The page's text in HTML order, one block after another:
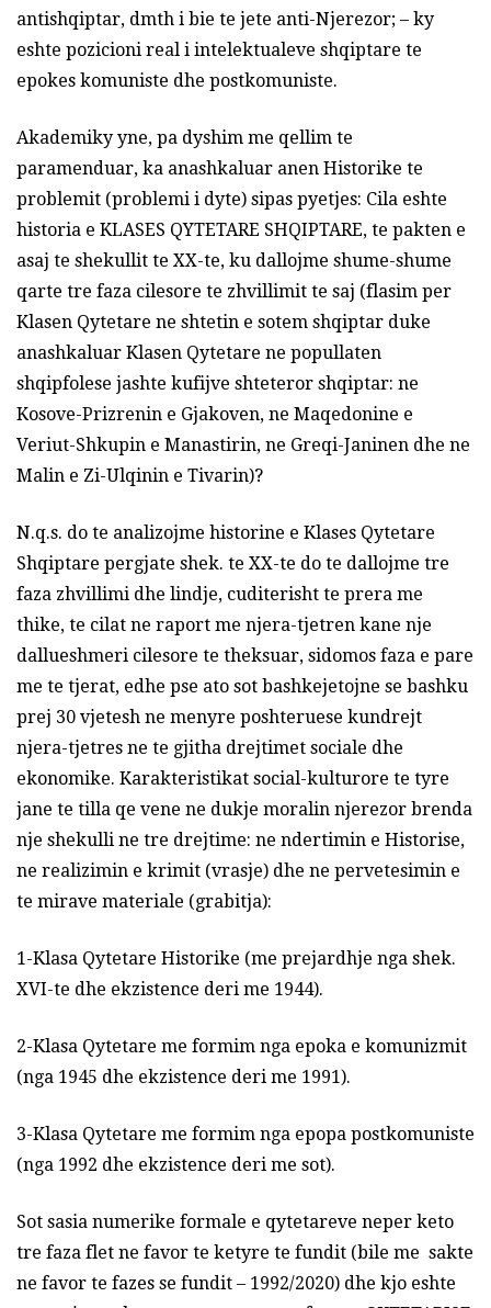
antishqiptar, dmth i bie te jete anti-Njerezor; – ky
eshte pozicioni real i intelektualeve shqiptare te
epokes komuniste dhe postkomuniste.
Akademiky yne, pa dyshim me qellim te
paramenduar, ka anashkaluar anen Historike te
problemit (problemi i dyte) sipas pyetjes: Cila eshte
historia e KLASES QYTETARE SHQIPTARE, te pakten e
asaj te shekullit te XX-te, ku dallojme shume-shume
qarte tre faza cilesore te zhvillimit te saj (flasim per
Klasen Qytetare ne shtetin e sotem shqiptar duke
anashkaluar Klasen Qytetare ne popullaten
shqipfolese jashte kufijve shteteror shqiptar: ne
Kosove-Prizrenin e Gjakoven, ne Maqedonine e
Veriut-Shkupin e Manastirin, ne Greqi-Janinen dhe ne
Malin e Zi-Ulqinin e Tivarin)?
N.q.s. do te analizojme historine e Klases Qytetare
Shqiptare pergjate shek. te XX-te do te dallojme tre
faza zhvillimi dhe lindje, cuditerisht te prera me
thike, te cilat ne raport me njera-tjetren kane nje
dallueshmeri cilesore te theksuar, sidomos faza e pare
me te tjerat, edhe pse ato sot bashkejetojne se bashku
prej 30 vjetesh ne menyre poshteruese kundrejt
njera-tjetres ne te gjitha drejtimet sociale dhe
ekonomike. Karakteristikat social-kulturore te tyre
jane te tilla qe vene ne dukje moralin njerezor brenda
nje shekulli ne tre drejtime: ne ndertimin e Historise,
ne realizimin e krimit (vrasje) dhe ne pervetesimin e
te mirave materiale (grabitja):
1-Klasa Qytetare Historike (me prejardhje nga shek.
XVI-te dhe ekzistence deri me 1944).
2-Klasa Qytetare me formim nga epoka e komunizmit
(nga 1945 dhe ekzistence deri me 1991).
3-Klasa Qytetare me formim nga epopa postkomuniste
(nga 1992 dhe ekzistence deri me sot).
Sot sasia numerike formale e qytetareve neper keto
tre faza flet ne favor te ketyre te fundit (bile me sakte
ne favor te fazes se fundit – 1992/2020) dhe kjo eshte